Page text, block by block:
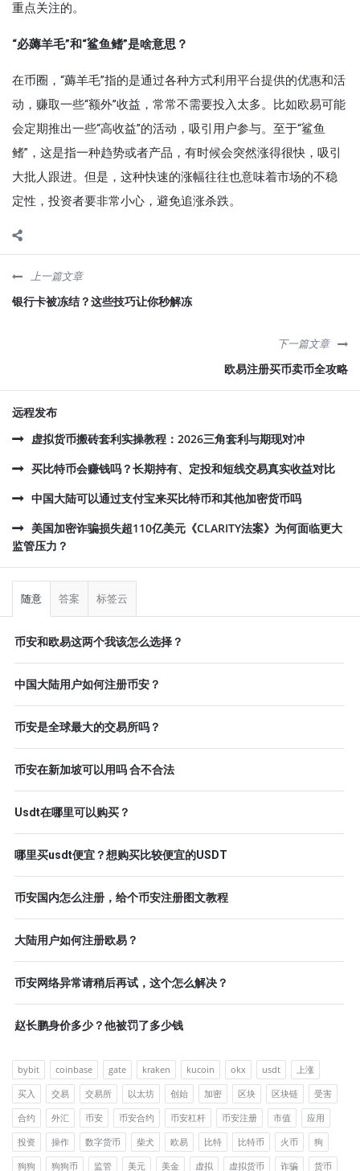
重点关注的。
“必薅羊毛”和“鲨鱼鳍”是啥意思？
在币圈，“薅羊毛”指的是通过各种方式利用平台提供的优惠和活
动，赚取一些“额外”收益，常常不需要投入太多。比如欧易可能
会定期推出一些“高收益”的活动，吸引用户参与。至于“鲨鱼
鳍”，这是指一种趋势或者产品，有时候会突然涨得很快，吸引
大批人跟进。但是，这种快速的涨幅往往也意味着市场的不稳
定性，投资者要非常小心，避免追涨杀跌。
上一篇文章
银行卡被冻结？这些技巧让你秒解冻
下一篇文章
欧易注册买币卖币全攻略
远程发布
虚拟货币搬砖套利实操教程：2026三角套利与期现对冲
买比特币会赚钱吗？长期持有、定投和短线交易真实收益对比
中国大陆可以通过支付宝来买比特币和其他加密货币吗
美国加密诈骗损失超110亿美元《CLARITY法案》为何面临更大
监管压力？
侧
随意 答案 标签云
币安和欧易这两个我该怎么选择？
中国大陆用户如何注册币安？
币安是全球最大的交易所吗？
币安在新加坡可以用吗 合不合法
Usdt在哪里可以购买？
哪里买usdt便宜？想购买比较便宜的USDT
币安国内怎么注册，给个币安注册图文教程
大陆用户如何注册欧易？
币安网络异常请稍后再试，这个怎么解决？
赵长鹏身价多少？他被罚了多少钱
bybit coinbase gate kraken kucoin okx usdt
上涨
买入
交易 交易所 以太坊 创始 加密 区块 区块链
受害
合约
外汇 币安 币安合约 币安杠杆 币安注册 市值
应用
投资
操作 数字货币 柴犬 欧易 比特 比特币 火币
狗
狗狗
狗狗币 监管 美元 美金 虚拟 虚拟货币 诈骗 货币